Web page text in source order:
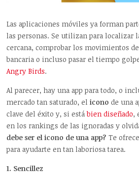
Las aplicaciones móviles ya forman
las personas. Se utilizan para localizar
cercana, comprobar los movimientos
bancaria o incluso pasar el tiempo
Angry Birds.
Al parecer, hay una app para todo, o
mercado tan saturado, elicono de una
clave del éxito y, si estábien diseñado,
en los rankings de las ignoradas y
debe ser el icono de una app? Te
para ayudarte en tan laboriosa tarea.
1. Sencillez